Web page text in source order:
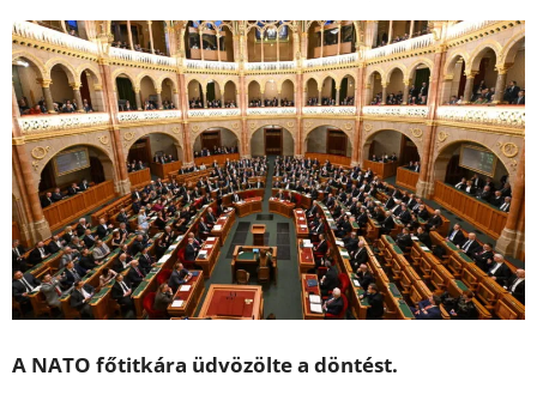
A NATO főtitkára üdvözölte a döntést.